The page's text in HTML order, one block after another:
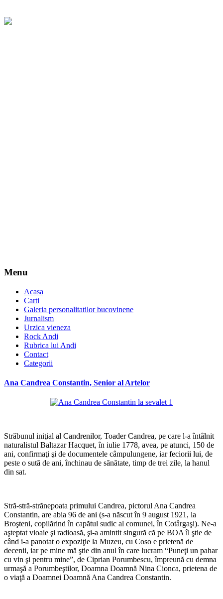
Menu
Acasa
Carti
Galeria personalitatilor bucovinene
Jurnalism
Urzica vieneza
Rock Andi
Rubrica lui Andi
Contact
Categorii
Ana Candrea Constantin, Senior al Artelor
Străbunul iniţial al Candrenilor, Toader Candrea, pe care l-a întâlnit
naturalistul Baltazar Hacquet, în iulie 1778, avea, pe atunci, 150 de
ani, confirmaţi şi de documentele câmpulungene, iar feciorii lui, de
peste o sută de ani, închinau de sănătate, timp de trei zile, la hanul
din sat.
Stră-stră-strănepoata primului Candrea, pictorul Ana Candrea
Constantin, are abia 96 de ani (s-a născut în 9 august 1921, la
Broşteni, copilărind în capătul sudic al comunei, în Cotârgaşi). Ne-a
aşteptat vioaie şi radioasă, şi-a amintit singură că pe BOA îl ştie de
când i-a panotat o expoziţie la Muzeu, cu Coso e prietenă de
decenii, iar pe mine mă ştie din anul în care lucram “Puneţi un pahar
cu vin şi pentru mine”, de Ciprian Porumbescu, împreună cu demna
urmaşă a Porumbeştilor, Doamna Doamnă Nina Cionca, prietena de
o viaţă a Doamnei Doamnă Ana Candrea Constantin.